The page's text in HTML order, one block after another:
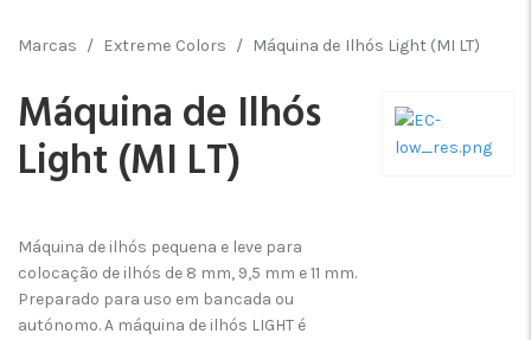
Marcas Extreme Colors Máquina de Ilhós Light (MI LT)
Máquina de Ilhós
Light (MI LT)
Máquina de ilhós pequena e leve para
colocação de ilhós de 8 mm, 9,5 mm e 11 mm.
Preparado para uso em bancada ou
autónomo. A máquina de ilhós LIGHT é